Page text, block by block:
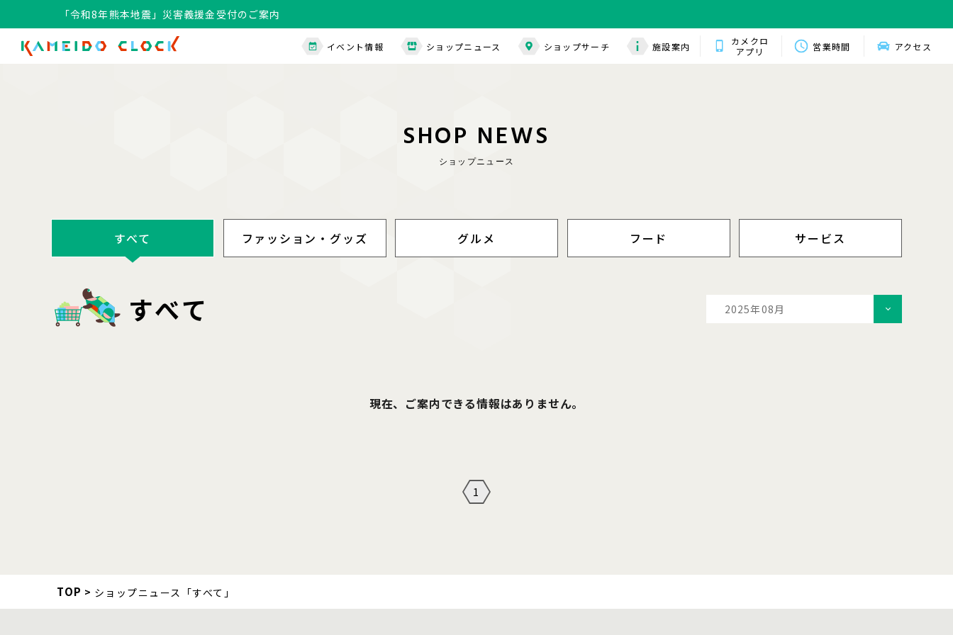
「令和8年熊本地震」災害義援金受付のご案内
「令和8年熊本地震」災害義援金受付のご案内
イベント情報 ショップニュース ショップサーチ 施設案内
カメクロ
アプリ
営業時間 アクセス
SHOP NEWS
ショップニュース
すべて ファッション・グッズ グルメ フード サービス
2025年08月
すべて
現在、ご案内できる情報はありません。
1
TOP ショップニュース「すべて」